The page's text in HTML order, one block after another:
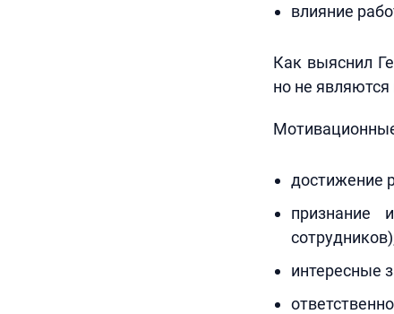
влияние
Как выяснил
но не
достижение
признание
интересные